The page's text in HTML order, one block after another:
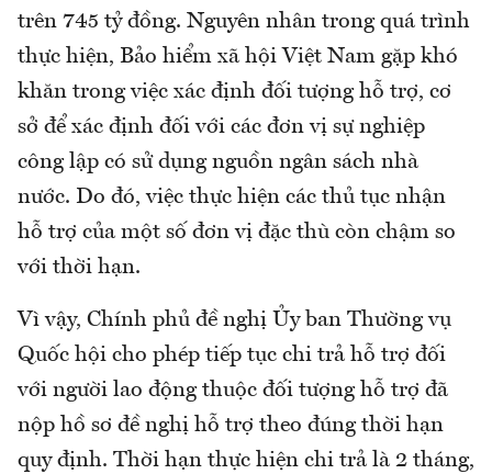
trên 745 tỷ đồng. Nguyên nhân trong quá trình
thực hiện, Bảo hiểm xã hội Việt Nam gặp khó
khăn trong việc xác định đối tượng hỗ trợ, cơ
sở để xác định đối với các đơn vị sự nghiệp
công lập có sử dụng nguồn ngân sách nhà
nước. Do đó, việc thực hiện các thủ tục nhận
hỗ trợ của một số đơn vị đặc thù còn chậm so
với thời hạn.
Vì vậy, Chính phủ đề nghị Ủy ban Thường vụ
Quốc hội cho phép tiếp tục chi trả hỗ trợ đối
với người lao động thuộc đối tượng hỗ trợ đã
nộp hồ sơ đề nghị hỗ trợ theo đúng thời hạn
quy định. Thời hạn thực hiện chi trả là 2 tháng,